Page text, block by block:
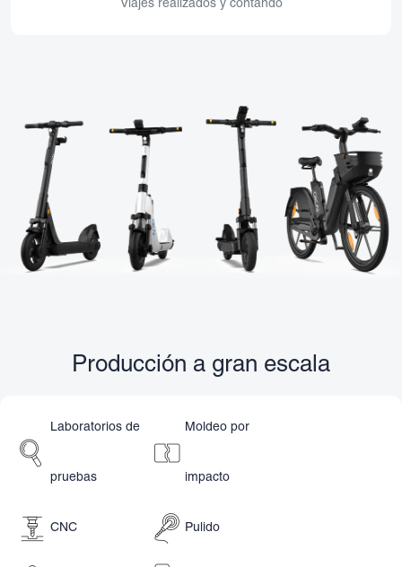
Viajes realizados y contando
Producción a gran escala
Laboratorios de
pruebas
CNC
Moldeo por
impacto
Pulido